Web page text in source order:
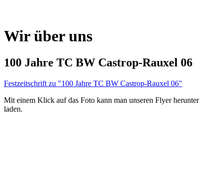
Wir über uns
100 Jahre TC BW Castrop-Rauxel 06
Festzeitschrift zu "100 Jahre TC BW Castrop-Rauxel 06"
Mit einem Klick auf das Foto kann man unseren Flyer herunter
laden.